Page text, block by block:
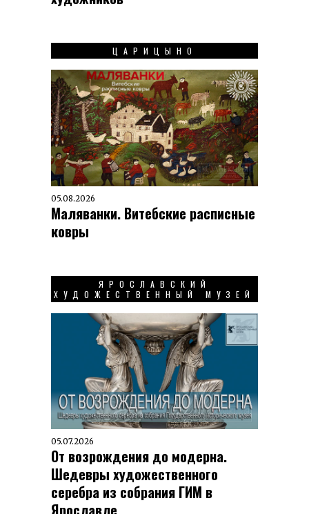
ЦАРИЦЫНО
05.08.2026
Маляванки. Витебские расписные
ковры
ЯРОСЛАВСКИЙ
ХУДОЖЕСТВЕННЫЙ МУЗЕЙ
05.07.2026
От возрождения до модерна.
Шедевры художественного
серебра из собрания ГИМ в